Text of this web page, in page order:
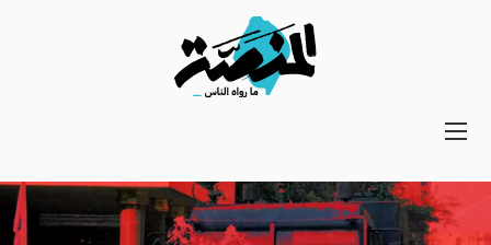
Main
Secondary
Navigation